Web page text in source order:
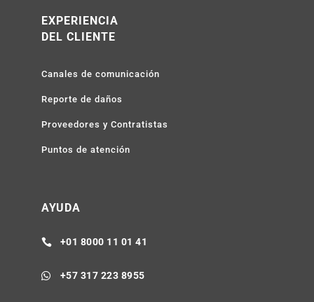
EXPERIENCIA
DEL CLIENTE
Canales de comunicación
Reporte de daños
Proveedores y Contratistas
Puntos de atención
AYUDA
 +01 8000 11 01 41
 +57 317 223 8955